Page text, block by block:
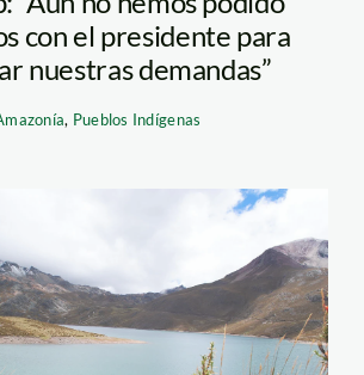
con el presidente para
nuestras demandas”
, Pueblos Indígenas
por-el-agua—